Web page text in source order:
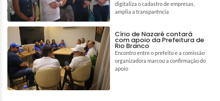
digitaliza o cadastro de empresas,
amplia a transparência
Círio de Nazaré contará
com apoio da Prefeitura de
Rio Branco
Encontro entre o prefeito e a comissão
organizadora marcou a confirmação do
apoio